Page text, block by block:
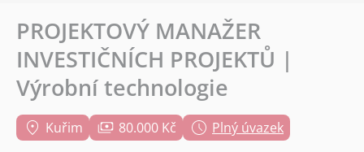
PROJEKTOVÝ MANAŽER
INVESTIČNÍCH PROJEKTŮ |
Výrobní technologie
Kuřim 80.000 Kč Plný úvazek